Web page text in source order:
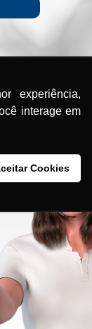
experiência,
interage em
Cookies